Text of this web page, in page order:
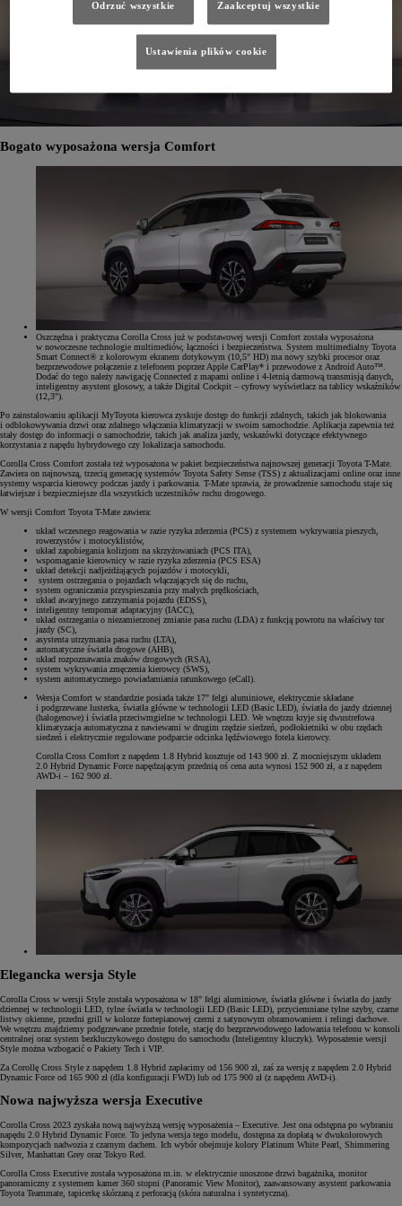
Bogato wyposażona wersja Comfort
Oszczędna i praktyczna Corolla Cross już w podstawowej wersji Comfort została wyposażona
w nowoczesne technologie multimediów, łączności i bezpieczeństwa. System multimedialny Toyota
Smart Connect® z kolorowym ekranem dotykowym (10,5" HD) ma nowy szybki procesor oraz
bezprzewodowe połączenie z telefonem poprzez Apple CarPlay* i przewodowe z Android Auto™.
Dodać do tego należy nawigację Connected z mapami online i 4-letnią darmową transmisją danych,
inteligentny asystent głosowy, a także Digital Cockpit – cyfrowy wyświetlacz na tablicy wskaźników
(12,3").
Po zainstalowaniu aplikacji MyToyota kierowca zyskuje dostęp do funkcji zdalnych, takich jak blokowania
i odblokowywania drzwi oraz zdalnego włączania klimatyzacji w swoim samochodzie. Aplikacja zapewnia też
stały dostęp do informacji o samochodzie, takich jak analiza jazdy, wskazówki dotyczące efektywnego
korzystania z napędu hybrydowego czy lokalizacja samochodu.
Corolla Cross Comfort została też wyposażona w pakiet bezpieczeństwa najnowszej generacji Toyota T-Mate.
Zawiera on najnowszą, trzecią generację systemów Toyota Safety Sense (TSS) z aktualizacjami online oraz inne
systemy wsparcia kierowcy podczas jazdy i parkowania. T-Mate sprawia, że prowadzenie samochodu staje się
łatwiejsze i bezpieczniejsze dla wszystkich uczestników ruchu drogowego.
W wersji Comfort Toyota T-Mate zawiera:
układ wczesnego reagowania w razie ryzyka zderzenia (PCS) z systemem wykrywania pieszych,
rowerzystów i motocyklistów,
układ zapobiegania kolizjom na skrzyżowaniach (PCS ITA),
wspomaganie kierownicy w razie ryzyka zderzenia (PCS ESA)
układ detekcji nadjeżdżających pojazdów i motocykli,
system ostrzegania o pojazdach włączających się do ruchu,
system ograniczania przyspieszania przy małych prędkościach,
układ awaryjnego zatrzymania pojazdu (EDSS),
inteligentny tempomat adaptacyjny (IACC),
układ ostrzegania o niezamierzonej zmianie pasa ruchu (LDA) z funkcją powrotu na właściwy tor
jazdy (SC),
asystenta utrzymania pasa ruchu (LTA),
automatyczne światła drogowe (AHB),
układ rozpoznawania znaków drogowych (RSA),
system wykrywania zmęczenia kierowcy (SWS),
system automatycznego powiadamiania ratunkowego (eCall).
Wersja Comfort w standardzie posiada także 17" felgi aluminiowe, elektrycznie składane
i podgrzewane lusterka, światła główne w technologii LED (Basic LED), światła do jazdy dziennej
(halogenowe) i światła przeciwmgielne w technologii LED. We wnętrzu kryje się dwustrefowa
klimatyzacja automatyczna z nawiewami w drugim rzędzie siedzeń, podłokietniki w obu rzędach
siedzeń i elektrycznie regulowane podparcie odcinka lędźwiowego fotela kierowcy.
Corolla Cross Comfort z napędem 1.8 Hybrid kosztuje od 143 900 zł. Z mocniejszym układem
2.0 Hybrid Dynamic Force napędzającym przednią oś cena auta wynosi 152 900 zł, a z napędem
AWD-i – 162 900 zł.
Elegancka wersja Style
Corolla Cross w wersji Style została wyposażona w 18" felgi aluminiowe, światła główne i światła do jazdy
dziennej w technologii LED, tylne światła w technologii LED (Basic LED), przyciemniane tylne szyby, czarne
listwy okienne, przedni grill w kolorze fortepianowej czerni z satynowym obramowaniem i relingi dachowe.
We wnętrzu znajdziemy podgrzewane przednie fotele, stację do bezprzewodowego ładowania telefonu w konsoli
centralnej oraz system bezkluczykowego dostępu do samochodu (Inteligentny kluczyk). Wyposażenie wersji
Style można wzbogacić o Pakiety Tech i VIP.
Za Corollę Cross Style z napędem 1.8 Hybrid zapłacimy od 156 900 zł, zaś za wersję z napędem 2.0 Hybrid
Dynamic Force od 165 900 zł (dla konfiguracji FWD) lub od 175 900 zł (z napędem AWD-i).
Nowa najwyższa wersja Executive
Corolla Cross 2023 zyskała nową najwyższą wersję wyposażenia – Executive. Jest ona odstępna po wybraniu
napędu 2.0 Hybrid Dynamic Force. To jedyna wersja tego modelu, dostępna za dopłatą w dwukolorowych
kompozycjach nadwozia z czarnym dachem. Ich wybór obejmuje kolory Platinum White Pearl, Shimmering
Silver, Manhattan Grey oraz Tokyo Red.
Corolla Cross Executive została wyposażona m.in. w elektrycznie unoszone drzwi bagażnika, monitor
panoramiczny z systemem kamer 360 stopni (Panoramic View Monitor), zaawansowany asystent parkowania
Toyota Teammate, tapicerkę skórzaną z perforacją (skóra naturalna i syntetyczna).
Odrzuć wszystkie Zaakceptuj wszystkie
Ustawienia plików cookie